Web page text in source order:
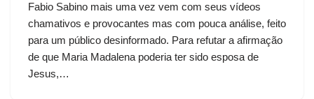
Fabio Sabino mais uma vez vem com seus vídeos
chamativos e provocantes mas com pouca análise, feito
para um público desinformado. Para refutar a afirmação
de que Maria Madalena poderia ter sido esposa de
Jesus,…